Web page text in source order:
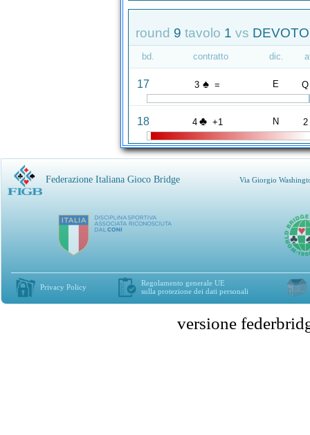
round 9 tavolo 1 vs
bd. contratto dic.
17 3 ♠ = E Q
18 4 ♣ +1 N 2
Federazione Italiana Gioco Bridge Via Giorgio
Privacy Policy
Regolamento generale UE
sulla protezione dei dati personali
versione